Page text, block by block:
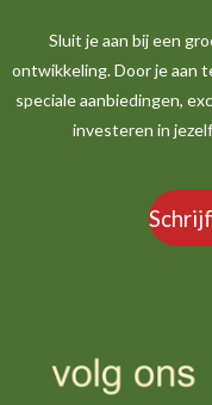
Sluit je aan bij een
ontwikkeling. Door je aan
speciale aanbiedingen,
investeren in